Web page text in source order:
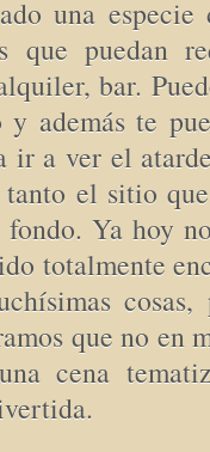
una
que puedan
bar.
además te
ir a ver el
el sitio
Ya hoy
totalmente
cosas,
que no en
cena